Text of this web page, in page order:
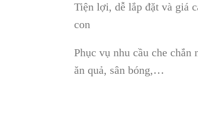
Tiện lợi, dễ lắp đặt và giá
con
Phục vụ nhu cầu che chắn
ăn quả, sân bóng,…